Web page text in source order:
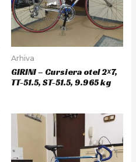
Arhiva
GIRINI – Cursiera otel 2×7,
TT-51.5, ST-51.5, 9.965 kg